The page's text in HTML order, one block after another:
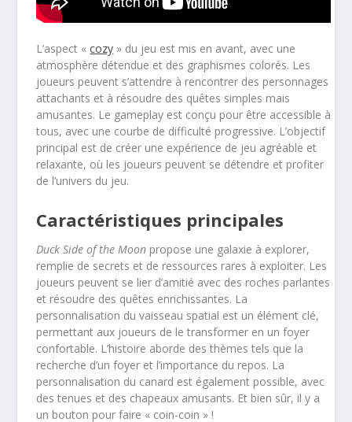
L’aspect «cozy » du jeu est mis en avant, avec une
atmosphère détendue et des graphismes colorés. Les
joueurs peuvent s’attendre à rencontrer des personnages
attachants et à résoudre des quêtes simples mais
amusantes. Le gameplay est conçu pour être accessible à
tous, avec une courbe de difficulté progressive. L’objectif
principal est de créer une expérience de jeu agréable et
relaxante, où les joueurs peuvent se détendre et profiter
de l’univers du jeu.
Caractéristiques principales
Duck Side of the Moon propose une galaxie à explorer,
remplie de secrets et de ressources rares à exploiter. Les
joueurs peuvent se lier d’amitié avec des roches parlantes
et résoudre des quêtes enrichissantes. La
personnalisation du vaisseau spatial est un élément clé,
permettant aux joueurs de le transformer en un foyer
confortable. L’histoire aborde des thèmes tels que la
recherche d’un foyer et l’importance du repos. La
personnalisation du canard est également possible, avec
des tenues et des chapeaux amusants. Et bien sûr, il y a
un bouton pour faire « coin-coin » !